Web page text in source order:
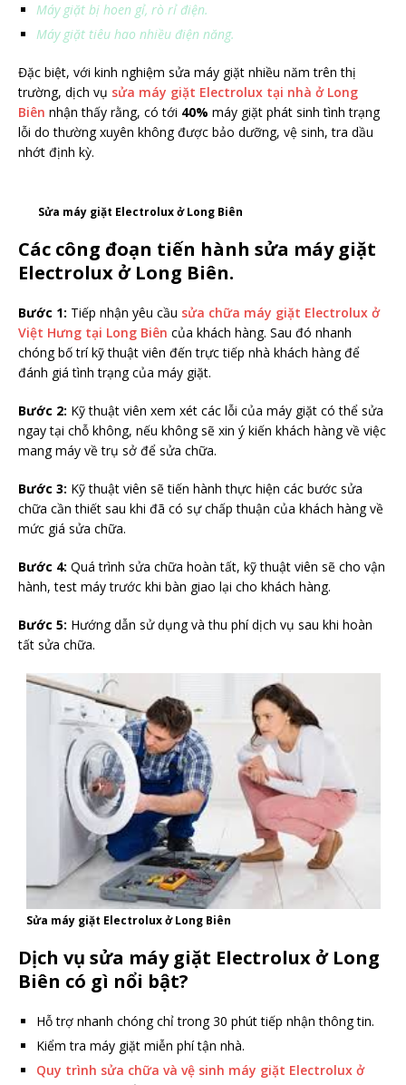
Máy giặt bị hoen gỉ, rò rỉ điện.
Máy giặt tiêu hao nhiều điện năng.
Đặc biệt, với kinh nghiệm sửa máy giặt nhiều năm trên thị
trường, dịch vụ sửa máy giặt Electrolux tại nhà ở Long
Biên nhận thấy rằng, có tới 40% máy giặt phát sinh tình trạng
lỗi do thường xuyên không được bảo dưỡng, vệ sinh, tra dầu
nhớt định kỳ.
Sửa máy giặt Electrolux ở Long Biên
Các công đoạn tiến hành sửa máy giặt
Electrolux ở Long Biên.
Bước 1: Tiếp nhận yêu cầu sửa chữa máy giặt Electrolux ở
Việt Hưng tại Long Biên của khách hàng. Sau đó nhanh
chóng bố trí kỹ thuật viên đến trực tiếp nhà khách hàng để
đánh giá tình trạng của máy giặt.
Bước 2: Kỹ thuật viên xem xét các lỗi của máy giặt có thể sửa
ngay tại chỗ không, nếu không sẽ xin ý kiến khách hàng về việc
mang máy về trụ sở để sửa chữa.
Bước 3: Kỹ thuật viên sẽ tiến hành thực hiện các bước sửa
chữa cần thiết sau khi đã có sự chấp thuận của khách hàng về
mức giá sửa chữa.
Bước 4: Quá trình sửa chữa hoàn tất, kỹ thuật viên sẽ cho vận
hành, test máy trước khi bàn giao lại cho khách hàng.
Bước 5: Hướng dẫn sử dụng và thu phí dịch vụ sau khi hoàn
tất sửa chữa.
Sửa máy giặt Electrolux ở Long Biên
Dịch vụ sửa máy giặt Electrolux ở Long
Biên có gì nổi bật?
Hỗ trợ nhanh chóng chỉ trong 30 phút tiếp nhận thông tin.
Kiểm tra máy giặt miễn phí tận nhà.
Quy trình sửa chữa và vệ sinh máy giặt Electrolux ở